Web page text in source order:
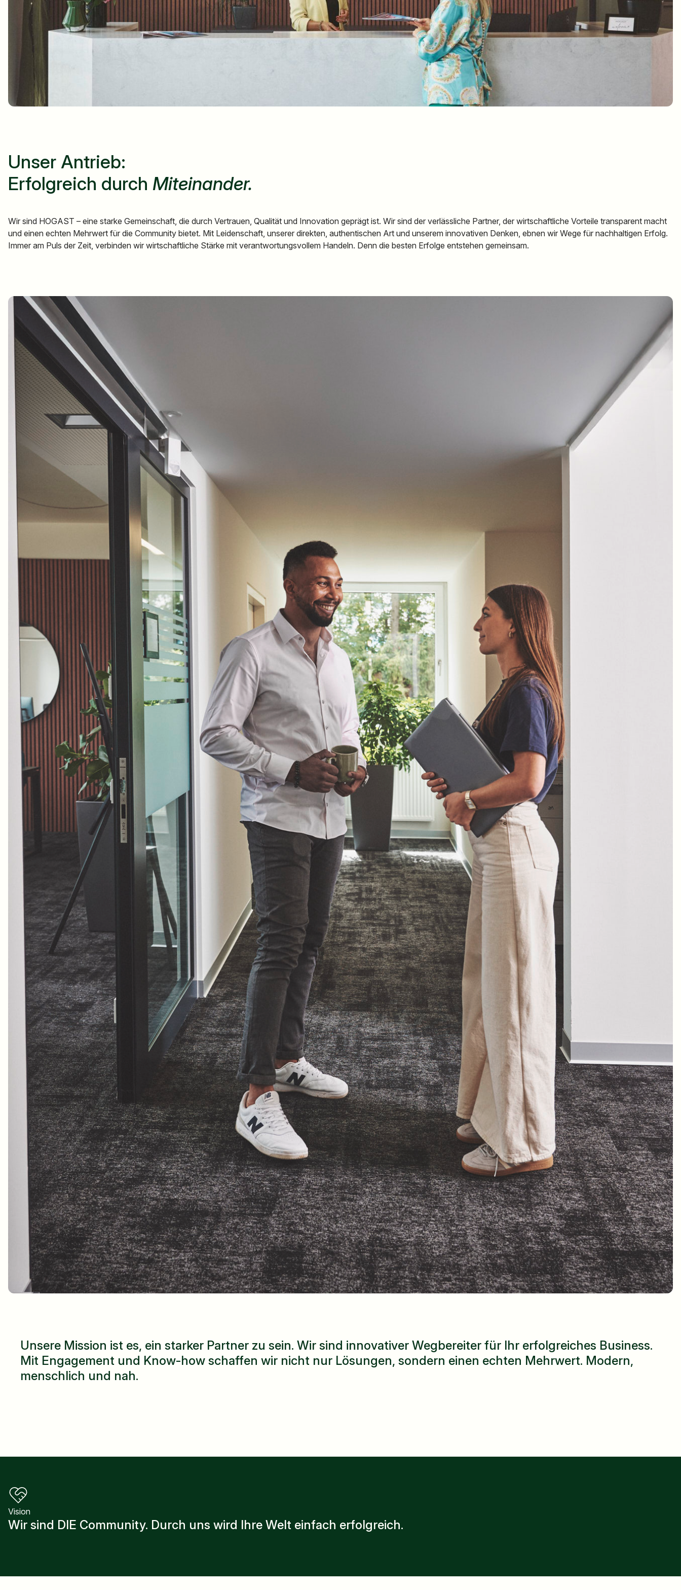
Unser Antrieb:
Erfolgreich durch Miteinander.
Wir sind HOGAST – eine starke Gemeinschaft, die durch Vertrauen, Qualität und Innovation geprägt ist. Wir sind der verlässliche Partner, der wirtschaftliche Vorteile transparent macht
und einen echten Mehrwert für die Community bietet. Mit Leidenschaft, unserer direkten, authentischen Art und unserem innovativen Denken, ebnen wir Wege für nachhaltigen Erfolg.
Immer am Puls der Zeit, verbinden wir wirtschaftliche Stärke mit verantwortungsvollem Handeln. Denn die besten Erfolge entstehen gemeinsam.
Unsere Mission ist es, ein starker Partner zu sein. Wir sind innovativer Wegbereiter für Ihr erfolgreiches Business.
Mit Engagement und Know-how schaffen wir nicht nur Lösungen, sondern einen echten Mehrwert. Modern,
menschlich und nah.
Vision
Wir sind DIE Community. Durch uns wird Ihre Welt einfach erfolgreich.